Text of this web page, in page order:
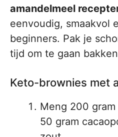
amandelmeel
eenvoudig, smaakvol
beginners. Pak je
tijd om te gaan
Keto-brownies met
Meng 200
50 gram